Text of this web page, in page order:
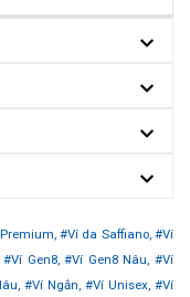
#Ví da Saffiano,#Ví
#Ví Gen8,#Ví Gen8 Nâu, #Ví
#Ví Ngắn, #Ví Unisex,#Ví